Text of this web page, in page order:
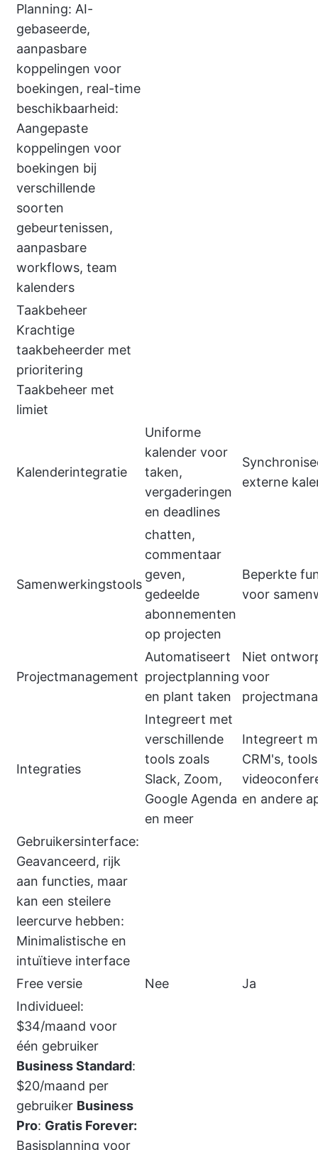
Planning: AI-
gebaseerde,
aanpasbare
koppelingen voor
boekingen, real-time
beschikbaarheid:
Aangepaste
koppelingen voor
boekingen bij
verschillende
soorten
gebeurtenissen,
aanpasbare
workflows, team
kalenders
Taakbeheer
Krachtige
taakbeheerder met
prioritering
Taakbeheer met
limiet
Kalenderintegratie
Uniforme
kalender voor
taken,
vergaderingen
en deadlines
externe
Samenwerkingstools
chatten,
commentaar
geven,
gedeelde
abonnementen
op projecten
Beperkte
voor
Projectmanagement
Automatiseert
projectplanning
en plant taken
Niet
voor
Integraties
Integreert met
verschillende
tools zoals
Slack, Zoom,
Google Agenda
en meer
Integreert
CRM's,
en andere
Gebruikersinterface:
Geavanceerd, rijk
aan functies, maar
kan een steilere
leercurve hebben:
Minimalistische en
intuïtieve interface
Free versie
Nee
Ja
Individueel:
$34/maand voor
één gebruiker
Business Standard:
$20/maand per
gebruiker Business
Pro: Gratis Forever:
Basisplanning voor